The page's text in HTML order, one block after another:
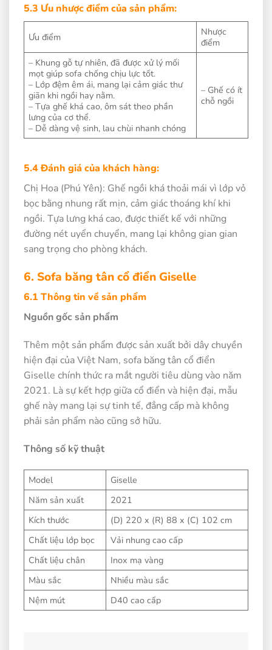
5.3 Ưu nhược điểm của sản phẩm:
Ưu điểm
Nhược
điểm
– Khung gỗ tự nhiên, đã được xử lý mối
mọt giúp sofa chống chịu lực tốt.
– Lớp đệm êm ái, mang lại cảm giác thư
giãn khi ngồi hay nằm.
– Tựa ghế khá cao, ôm sát theo phần
lưng của cơ thể.
– Dễ dàng vệ sinh, lau chùi nhanh chóng
– Ghế có ít
chỗ ngồi
5.4 Đánh giá của khách hàng:
Chị Hoa (Phú Yên): Ghế ngồi khá thoải mái vì lớp vỏ
bọc bằng nhung rất mịn, cảm giác thoáng khí khi
ngồi. Tựa lưng khá cao, được thiết kế với những
đường nét uyển chuyển, mang lại không gian gian
sang trọng cho phòng khách.
6. Sofa băng tân cổ điển Giselle
6.1 Thông tin về sản phẩm
Nguồn gốc sản phẩm
Thêm một sản phẩm được sản xuất bởi dây chuyền
hiện đại của Việt Nam, sofa băng tân cổ điển
Giselle chính thức ra mắt người tiêu dùng vào năm
2021. Là sự kết hợp giữa cổ điển và hiện đại, mẫu
ghế này mang lại sự tinh tế, đẳng cấp mà không
phải sản phẩm nào cũng sở hữu.
Thông số kỹ thuật
Model
Giselle
Năm sản xuất
2021
Kích thước
(D) 220 x (R) 88 x (C) 102 cm
Chất liệu lớp bọc
Vải nhung cao cấp
Chất liệu chân
Inox mạ vàng
Màu sắc
Nhiều màu sắc
Nệm mút
D40 cao cấp